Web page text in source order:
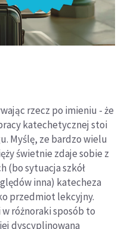
rzecz po imieniu - że
katechetycznej stoi
Myślę, ze bardzo wielu
świetnie zdaje sobie z
(bo sytuacja szkół
inna) katecheza
przedmiot lekcyjny.
różnoraki sposób to
dyscyplinowana